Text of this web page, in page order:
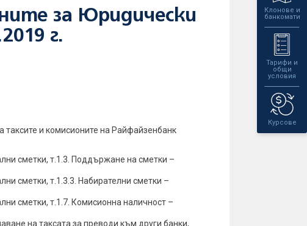
Клонове и
банкомати
Тарифи и
общи
условия
Курсове
за Юридически
г.
таксите и комисионите на Райфайзенбанк
сметки, т.1.3. Поддържане на сметки –
сметки, т.1.3.3. Набирателни сметки –
сметки, т.1.7. Комисионна наличност –
на таксата за преводи към други банки,